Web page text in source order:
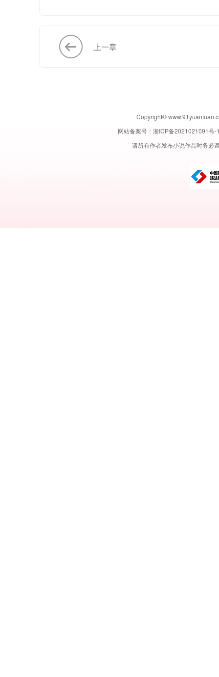
上一章
Copyright©
网站备案号： 浙ICP备2021021091号-
请所有作者发布小说作品时务必